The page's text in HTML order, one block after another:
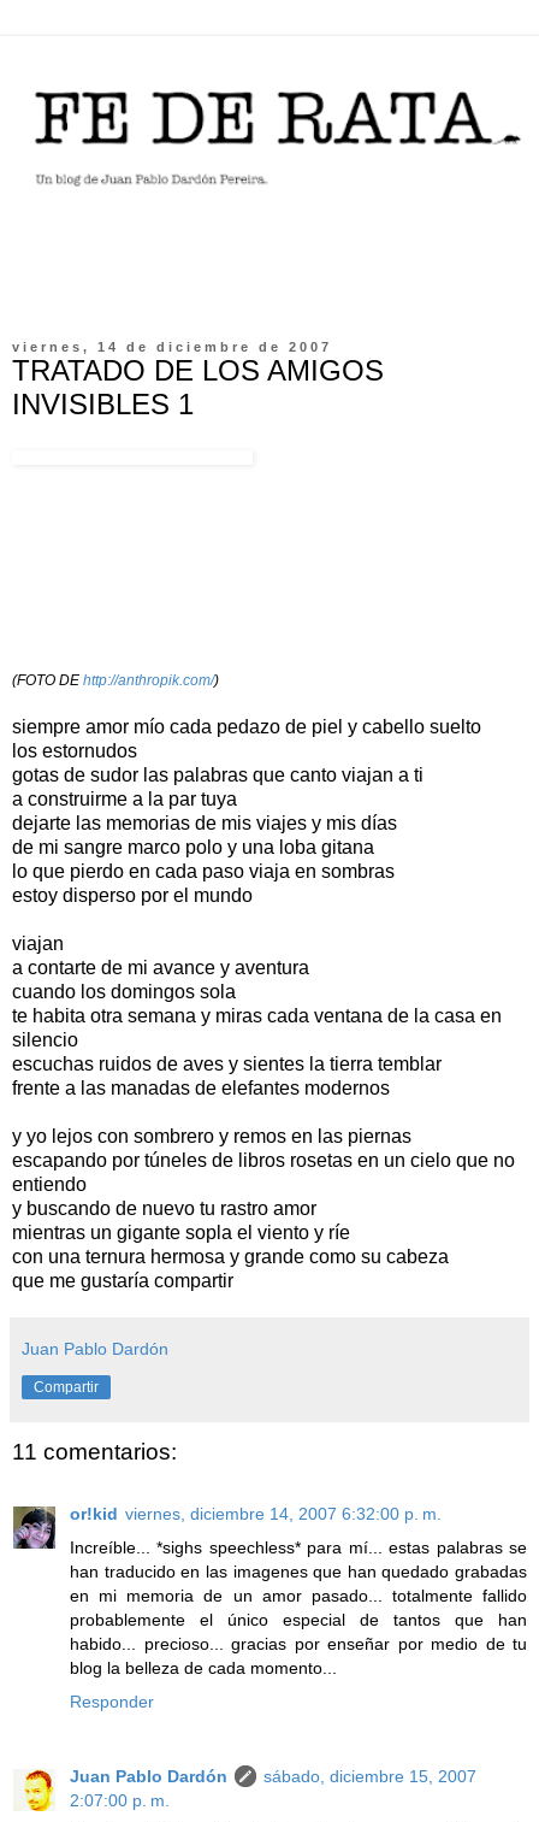
viernes, 14 de diciembre de 2007
TRATADO DE LOS AMIGOS
INVISIBLES 1
(FOTO DE http://anthropik.com/)
siempre amor mío cada pedazo de piel y cabello suelto
los estornudos
gotas de sudor las palabras que canto viajan a ti
a construirme a la par tuya
dejarte las memorias de mis viajes y mis días
de mi sangre marco polo y una loba gitana
lo que pierdo en cada paso viaja en sombras
estoy disperso por el mundo
viajan
a contarte de mi avance y aventura
cuando los domingos sola
te habita otra semana y miras cada ventana de la casa en
silencio
escuchas ruidos de aves y sientes la tierra temblar
frente a las manadas de elefantes modernos
y yo lejos con sombrero y remos en las piernas
escapando por túneles de libros rosetas en un cielo que no
entiendo
y buscando de nuevo tu rastro amor
mientras un gigante sopla el viento y ríe
con una ternura hermosa y grande como su cabeza
que me gustaría compartir
Juan Pablo Dardón
Compartir
11 comentarios:
or!kid viernes, diciembre 14, 2007 6:32:00 p. m.
Increíble... *sighs speechless* para mí... estas palabras se
han traducido en las imagenes que han quedado grabadas
en mi memoria de un amor pasado... totalmente fallido
probablemente el único especial de tantos que han
habido... precioso... gracias por enseñar por medio de tu
blog la belleza de cada momento...
Responder
Juan Pablo Dardón
sábado, diciembre 15, 2007
2:07:00 p. m.